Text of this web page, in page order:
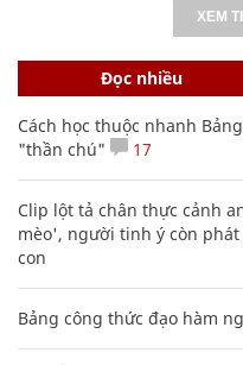
XEM
Đọc nhiều
Cách học thuộc nhanh
"thần chú"
17
Clip lột tả chân thực cảnh
mèo', người tinh ý còn
con
Bảng công thức đạo hàm